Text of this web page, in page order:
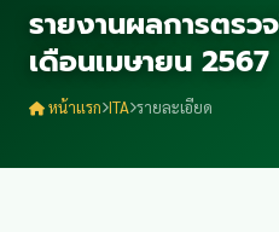
รายงานผลการตรวจ
เดือนเมษายน 2567
หน้าแรก ITA รายละเอียด